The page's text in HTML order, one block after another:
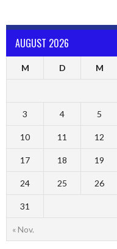
AUGUST 2026
M D M
« Nov.
3 4 5
10 11 12
17 18 19
24 25 26
31